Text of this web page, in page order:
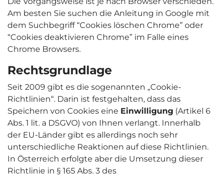
Am besten Sie suchen die Anleitung in Google mit
dem Suchbegriff “Cookies löschen Chrome” oder
“Cookies deaktivieren Chrome” im Falle eines
Chrome Browsers.
Rechtsgrundlage
Seit 2009 gibt es die sogenannten „Cookie-
Richtlinien“. Darin ist festgehalten, dass das
Speichern von Cookies eine Einwilligung (Artikel 6
Abs. 1 lit. a DSGVO) von Ihnen verlangt. Innerhalb
der EU-Länder gibt es allerdings noch sehr
unterschiedliche Reaktionen auf diese Richtlinien.
In Österreich erfolgte aber die Umsetzung dieser
Richtlinie in § 165 Abs. 3 des